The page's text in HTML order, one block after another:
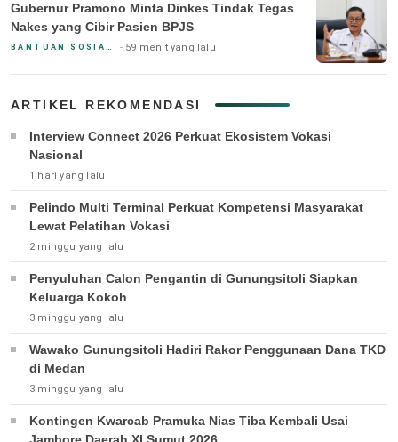
Gubernur Pramono Minta Dinkes Tindak Tegas
Nakes yang Cibir Pasien BPJS
BANTUAN SOSIAL & PEMERINTAH 59 menit yang lalu
ARTIKEL REKOMENDASI
Interview Connect 2026 Perkuat Ekosistem Vokasi
Nasional
1 hari yang lalu
Pelindo Multi Terminal Perkuat Kompetensi Masyarakat
Lewat Pelatihan Vokasi
2 minggu yang lalu
Penyuluhan Calon Pengantin di Gunungsitoli Siapkan
Keluarga Kokoh
3 minggu yang lalu
Wawako Gunungsitoli Hadiri Rakor Penggunaan Dana TKD
di Medan
3 minggu yang lalu
Kontingen Kwarcab Pramuka Nias Tiba Kembali Usai
Jambore Daerah XI Sumut 2026